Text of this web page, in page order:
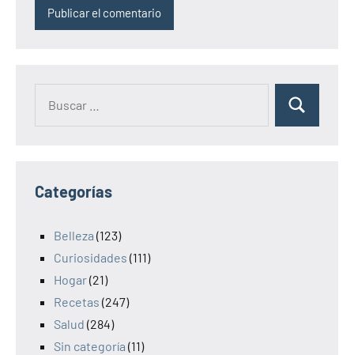
Categorías
Belleza (123)
Curiosidades (111)
Hogar(21)
Recetas (247)
Salud (284)
Sin categoría (11)